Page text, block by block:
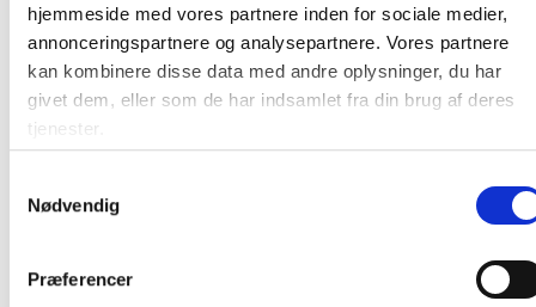
hjemmeside med vores partnere inden for sociale medier,
annonceringspartnere og analysepartnere. Vores partnere
kan kombinere disse data med andre oplysninger, du har
givet dem, eller som de har indsamlet fra din brug af deres
tjenester.
Nødvendig
Præferencer
Staedtler farveblyant Noris genbrugstræ
Bonussæt 12+1 sæt
24,54 / sæt